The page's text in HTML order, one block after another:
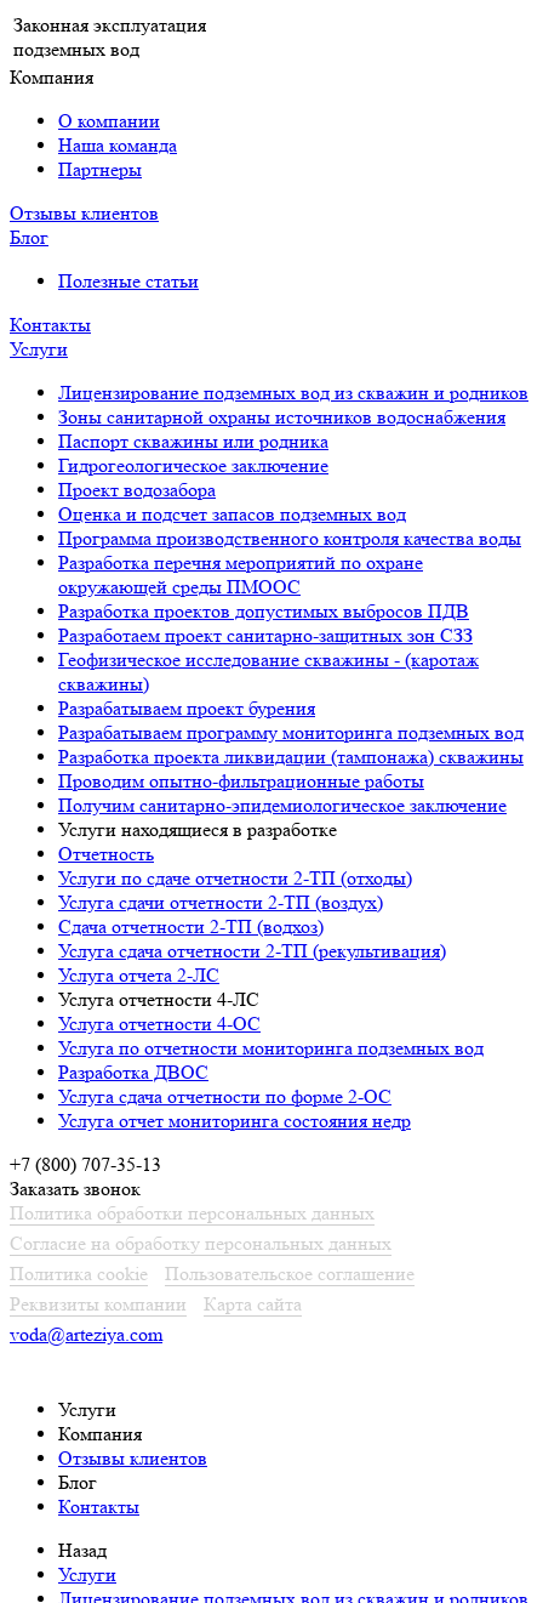
Законная эксплуатация
подземных вод
Компания
О компании
Наша команда
Партнеры
Отзывы клиентов
Блог
Полезные статьи
Контакты
Услуги
Лицензирование подземных вод из скважин и родников
Зоны санитарной охраны источников водоснабжения
Паспорт скважины или родника
Гидрогеологическое заключение
Проект водозабора
Оценка и подсчет запасов подземных вод
Программа производственного контроля качества воды
Разработка перечня мероприятий по охране
окружающей среды ПМООС
Разработка проектов допустимых выбросов ПДВ
Разработаем проект санитарно-защитных зон СЗЗ
Геофизическое исследование скважины - (каротаж
скважины)
Разрабатываем проект бурения
Разрабатываем программу мониторинга подземных вод
Разработка проекта ликвидации (тампонажа) скважины
Проводим опытно-фильтрационные работы
Получим санитарно-эпидемиологическое заключение
Услуги находящиеся в разработке
Отчетность
Услуги по сдаче отчетности 2-ТП (отходы)
Услуга сдачи отчетности 2-ТП (воздух)
Сдача отчетности 2-ТП (водхоз)
Услуга сдача отчетности 2-ТП (рекультивация)
Услуга отчета 2-ЛС
Услуга отчетности 4-ЛС
Услуга отчетности 4-ОС
Услуга по отчетности мониторинга подземных вод
Разработка ДВОС
Услуга сдача отчетности по форме 2-ОС
Услуга отчет мониторинга состояния недр
+7 (800) 707-35-13
Заказать звонок
Политика обработки персональных данных
Согласие на обработку персональных данных
Политика cookie
Пользовательское соглашение
Реквизиты компании
Карта сайта
voda@arteziya.com
Услуги
Компания
Отзывы клиентов
Блог
Контакты
Назад
Услуги